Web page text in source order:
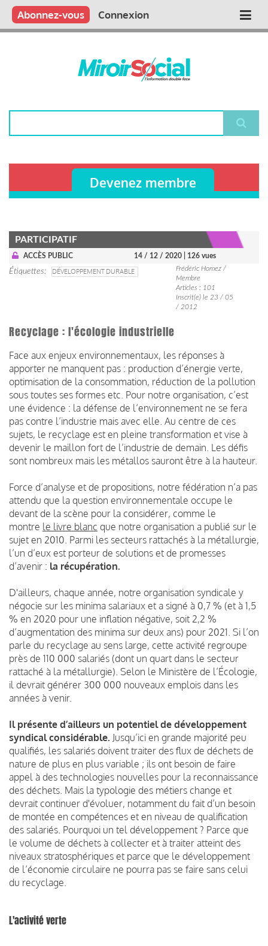
Aller
contenu
Main
Qui sommes nous ?
Vous publiez
Nous publions
Contactez-nous
Abonnez-vous Connexion
Devenez membre
PARTICIPATIF
ACCÈS PUBLIC 14 / 12 / 2020 | 126 vues
Étiquettes DÉVELOPPEMENT DURABLE
Frédéric Homez /
Membre
Articles : 101
Inscrit(e) le 23 / 05
/ 2012
Recyclage : l'écologie industrielle
Face aux enjeux environnementaux, les réponses à
apporter ne manquent pas : production d’énergie verte,
optimisation de la consommation, réduction de la pollution
sous toutes ses formes etc. Pour notre organisation, c’est
une évidence : la défense de l’environnement ne se fera
pas contre l’industrie mais avec elle. Au centre de ces
sujets, le recyclage est en pleine transformation et vise à
devenir le maillon fort de l’industrie de demain. Les défis
sont nombreux mais les métallos sauront être à la hauteur.
Force d’analyse et de propositions, notre fédération n’a pas
attendu que la question environnementale occupe le
devant de la scène pour la considérer, comme le
montre le livre blanc que notre organisation a publié sur le
sujet en 2010. Parmi les secteurs rattachés à la métallurgie,
l’un d’eux est porteur de solutions et de promesses
d’avenir : la récupération.
D'ailleurs, chaque année, notre organisation syndicale y
négocie sur les minima salariaux et a signé à 0,7 % (et à 1,5
% en 2020 pour une inflation négative, soit 2,2 %
d’augmentation des minima sur deux ans) pour 2021. Si l’on
parle du recyclage au sens large, cette activité regroupe
près de 110 000 salariés (dont un quart dans le secteur
rattaché à la métallurgie). Selon le Ministère de l’Écologie,
il devrait générer 300 000 nouveaux emplois dans les
années à venir.
Il présente d’ailleurs un potentiel de développement
syndical considérable. Jusqu’ici en grande majorité peu
qualifiés, les salariés doivent traiter des flux de déchets de
nature de plus en plus variable ; ils ont besoin de faire
appel à des technologies nouvelles pour la reconnaissance
des déchets. Mais la typologie des métiers change et
devrait continuer d'évoluer, notamment du fait d’un besoin
de montée en compétences et en niveau de qualification
des salariés. Pourquoi un tel développement ? Parce que
le volume de déchets à collecter et à traiter atteint des
niveaux stratosphériques et parce que le développement
de l’économie circulaire ne pourra pas se faire sans celui
du recyclage.
L'activité verte